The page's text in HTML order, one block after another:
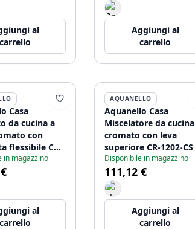
al
carrello
Aggiungi al
carrello
Casa
da cucina a
con
flessibile CR-
in magazzino
al
carrello
AQUANELLO
Aquanello Casa
Miscelatore da cucina
cromato con leva
superiore CR-1202-CS
Disponibile in magazzino
111,12 €
Aggiungi al
carrello